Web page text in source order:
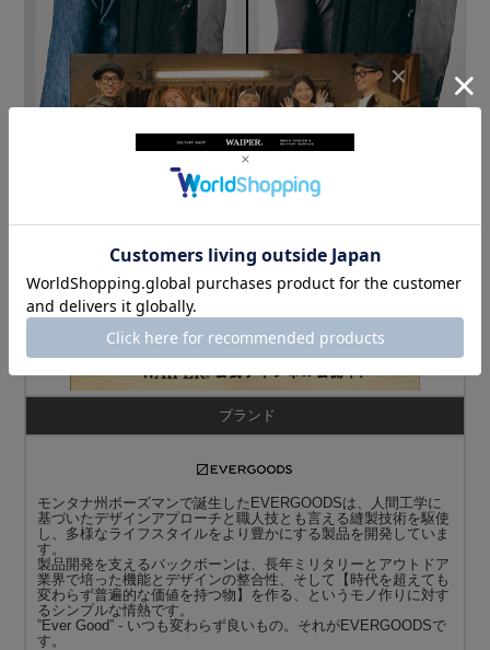
EVERGOODS エバーグッズ
CIVIC PANEL LOADER 24L バックパック / デイパック SOLUTI
ON BLACK
ブランド
モンタナ州ボーズマンで誕生したEVERGOODSは、人間工学に
基づいたデザインアプローチと職人技とも言える縫製技術を駆使
し、多様なライフスタイルをより豊かにする製品を開発していま
す。
製品開発を支えるバックボーンは、長年ミリタリーとアウトドア
業界で培った機能とデザインの整合性、そして【時代を超えても
変わらず普遍的な価値を持つ物】を作る、というモノ作りに対す
るシンプルな情熱です。
”Ever Good” - いつも変わらず良いもの。それがEVERGOODSで
す。